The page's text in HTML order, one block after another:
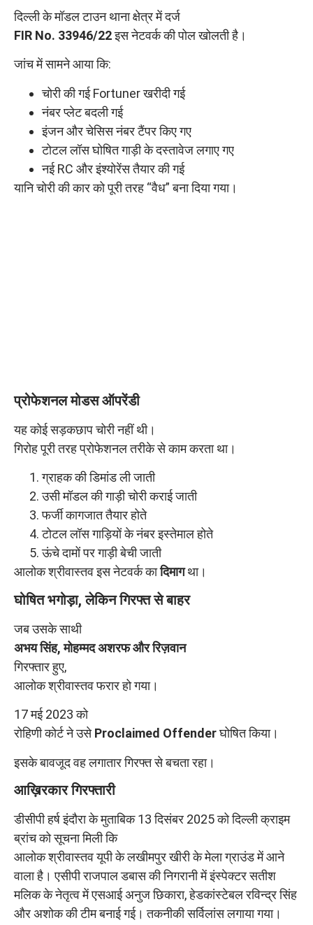
दिल्ली के मॉडल टाउन थाना क्षेत्र में दर्ज
FIR No. 33946/22इस नेटवर्क की पोल खोलती है।
जांच में सामने आया कि:
चोरी की गई Fortuner खरीदी गई
नंबर प्लेट बदली गई
इंजन और चेसिस नंबर टैंपर किए गए
टोटल लॉस घोषित गाड़ी के दस्तावेज लगाए गए
नई RC और इंश्योरेंस तैयार की गई
यानि चोरी की कार को पूरी तरह “वैध” बना दिया गया।
प्रोफेशनल मोडस ऑपरेंडी
यह कोई सड़कछाप चोरी नहीं थी।
गिरोह पूरी तरह प्रोफेशनल तरीके से काम करता था।
ग्राहक की डिमांड ली जाती
उसी मॉडल की गाड़ी चोरी कराई जाती
फर्जी कागजात तैयार होते
टोटल लॉस गाड़ियों के नंबर इस्तेमाल होते
ऊंचे दामों पर गाड़ी बेची जाती
आलोक श्रीवास्तव इस नेटवर्क कादिमागथा।
घोषित भगोड़ा, लेकिन गिरफ्त से बाहर
जब उसके साथी
अभय सिंह, मोहम्मद अशरफ और रिज़वान
गिरफ्तार हुए,
आलोक श्रीवास्तव फरार हो गया।
17 मई 2023 को
रोहिणी कोर्ट ने उसेProclaimed Offenderघोषित किया।
इसके बावजूद वह लगातार गिरफ्त से बचता रहा।
आख़िरकार गिरफ्तारी
डीसीपी हर्ष इंदौरा के मुताबिक 13 दिसंबर 2025 को दिल्ली क्राइम
ब्रांच को सूचना मिली कि
आलोक श्रीवास्तव यूपी के लखीमपुर खीरी के मेला ग्राउंड में आने
वाला है। एसीपी राजपाल डबास की निगरानी में इंस्पेक्टर सतीश
मलिक के नेतृत्व में एसआई अनुज छिकारा, हेडकांस्टेबल रविन्द्र सिंह
और अशोक की टीम बनाई गई। तकनीकी सर्विलांस लगाया गया।